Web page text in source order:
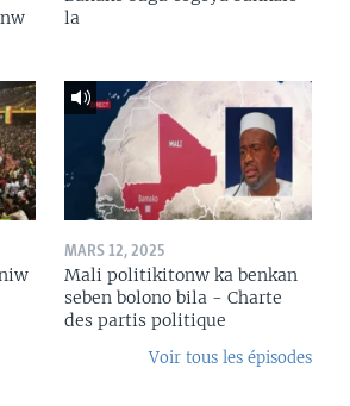
la
MARS 12, 2025
Mali politikitonw ka benkan
seben bolono bila - Charte
des partis politique
Voir tous les épisodes